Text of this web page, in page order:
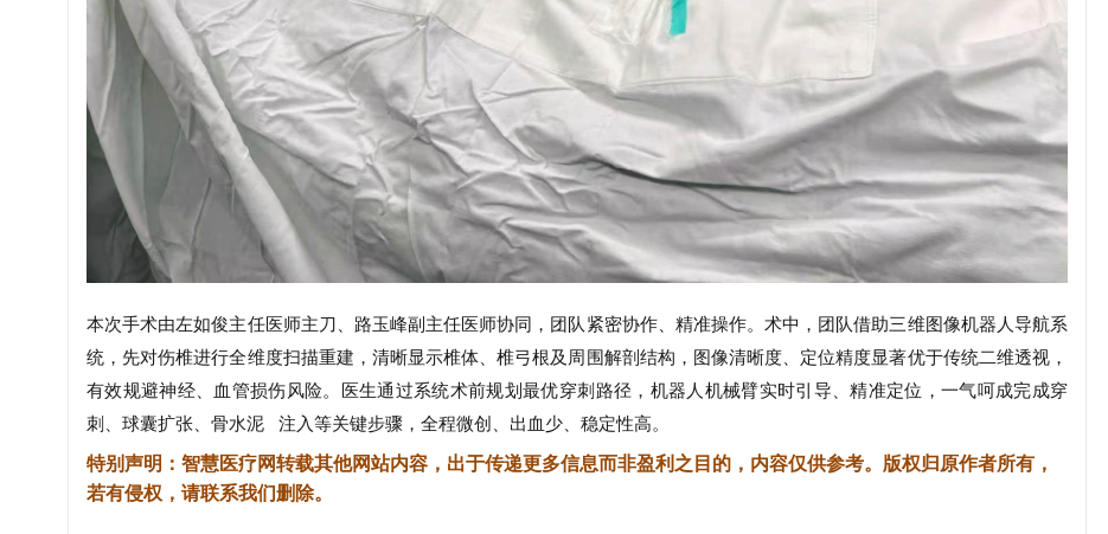
本次手术由左如俊主任医师主刀、路玉峰副主任医师协同，团队紧密协作、精准操作。术中，团队借助三维图像机器人导航系
统，先对伤椎进行全维度扫描重建，清晰显示椎体、椎弓根及周围解剖结构，图像清晰度、定位精度显著优于传统二维透视，
有效规避神经、血管损伤风险。医生通过系统术前规划最优穿刺路径，机器人机械臂实时引导、精准定位，一气呵成完成穿
刺、 球囊扩张、 骨水泥 注入等关键步骤，全程微创、出血少、稳定性高。
特别声明：智慧医疗网转载其他网站内容，出于传递更多信息而非盈利之目的，内容仅供参考。版权归原作者所有，
若有侵权，请联系我们删除。